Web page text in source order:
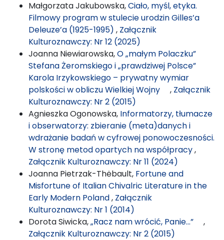
Małgorzata Jakubowska,Ciało, myśl, etyka.
Filmowy program w stulecie urodzin Gilles’a
Deleuze’a (1925-1995) , Załącznik
Kulturoznawczy: Nr 12 (2025)
Joanna Niewiarowska,O „małym Polaczku”
Stefana Żeromskiego i „prawdziwej Polsce”
Karola Irzykowskiego – prywatny wymiar
polskości w obliczu Wielkiej Wojny , Załącznik
Kulturoznawczy: Nr 2 (2015)
Agnieszka Ogonowska, Informatorzy, tłumacze
i obserwatorzy: zbieranie (meta)danych i
wdrażanie badań w cyfrowej ponowoczesności.
W stronę metod opartych na współpracy,
Załącznik Kulturoznawczy: Nr 11 (2024)
Joanna Pietrzak-Thėbault, Fortune and
Misfortune of Italian Chivalric Literature in the
Early Modern Poland, Załącznik
Kulturoznawczy: Nr 1 (2014)
Dorota Siwicka,„Racz nam wrócić, Panie...” ,
Załącznik Kulturoznawczy: Nr 2 (2015)